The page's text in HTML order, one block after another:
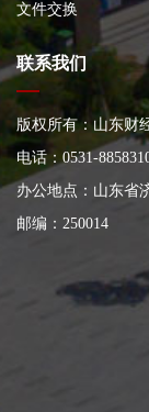
文件交换
联系我们
版权所有：山东财
电话：0531-
办公地点：山东省
邮编：250014